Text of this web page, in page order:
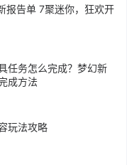
你，狂欢开
任务怎么完成？梦幻新
成方法
玩法攻略